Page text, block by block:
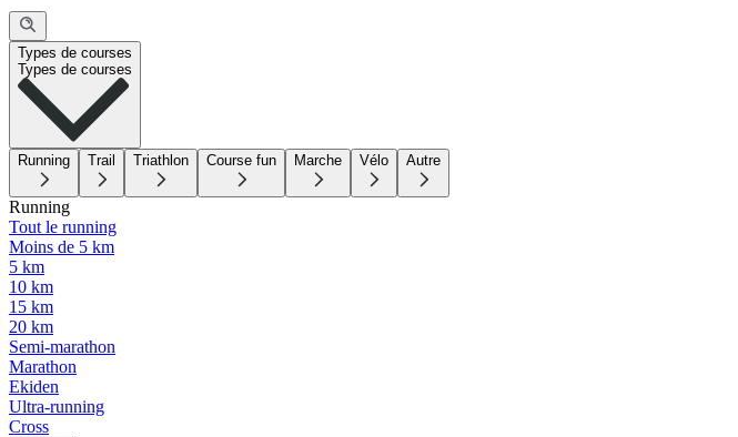
Types de courses
Types de courses
Running Trail Triathlon Course fun Marche Vélo Autre
Running
Tout le running
Moins de 5 km
5 km
10 km
15 km
20 km
Semi-marathon
Marathon
Ekiden
Ultra-running
Cross